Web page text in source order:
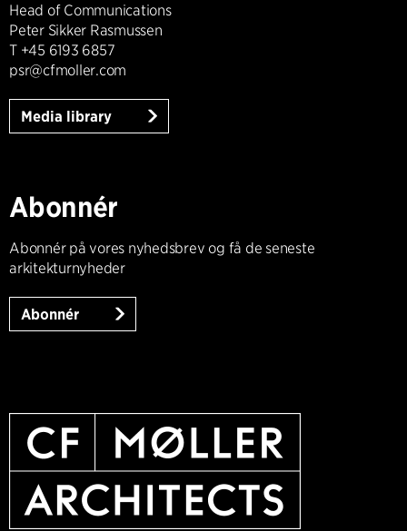
Head of Communications
Peter Sikker Rasmussen
T +45 6193 6857
psr@cfmoller.com
Media library
Abonnér
Abonnér på vores nyhedsbrev og få de seneste
arkitekturnyheder
Abonnér